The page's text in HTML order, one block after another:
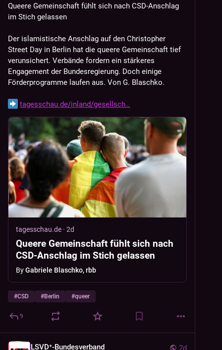
Queere Gemeinschaft fühlt sich nach CSD-Anschlag
im Stich gelassen
Der islamistische Anschlag auf den Christopher
Street Day in Berlin hat die queere Gemeinschaft tief
verunsichert. Verbände fordern ein stärkeres
Engagement der Bundesregierung. Doch einige
Förderprogramme laufen aus. Von G. Blaschko.
tagesschau.de/inland/gesellsch
tagesschau.de · 2d
Queere Gemeinschaft fühlt sich nach
CSD-Anschlag im Stich gelassen
ByGabriele Blaschko, rbb
#CSD #Berlin #queer
9
2d
LSVD⁺-Bundesverband